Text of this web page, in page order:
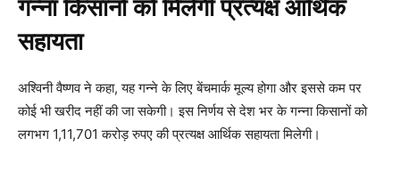
गन्ना किसानों को मिलेगी प्रत्यक्ष आर्थिक
सहायता
अश्विनी वैष्णव ने कहा, यह गन्ने के लिए बेंचमार्क मूल्य होगा और इससे कम पर
कोई भी खरीद नहीं की जा सकेगी। इस निर्णय से देश भर के गन्ना किसानों को
लगभग 1,11,701 करोड़ रुपए की प्रत्यक्ष आर्थिक सहायता मिलेगी।